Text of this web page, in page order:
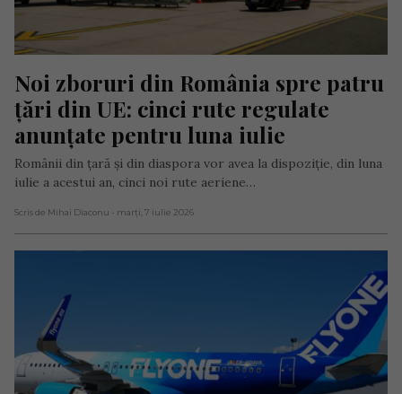
Noi zboruri din România spre patru
țări din UE: cinci rute regulate
anunțate pentru luna iulie
Românii din țară și din diaspora vor avea la dispoziție, din luna
iulie a acestui an, cinci noi rute aeriene…
Scris de Mihai Diaconu - marți, 7 iulie 2026